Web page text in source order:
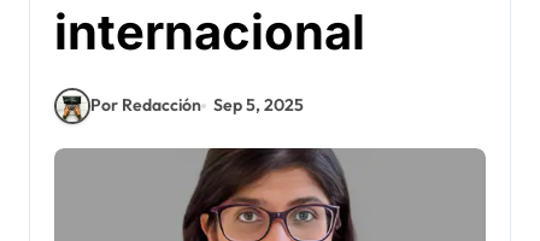
internacional
Por Redacción Sep 5, 2025